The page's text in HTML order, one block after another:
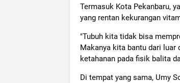
Termasuk Kota Pekanbaru,
yang rentan kekurangan
"Tubuh kita tidak bisa
Makanya kita bantu dari luar
ketahanan pada fisik balita
Di tempat yang sama, Umy